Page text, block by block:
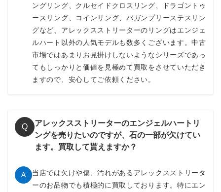
ングリング、クルセイドクロスリング、ドラゴントゥ
ースリング、コインリング、パガンプリーステスリン
グなど、アレックスストリーターのリングはエンジェ
ルハート以外の人気モデルも数多くございます。中古
市場ではあまりお見掛けしないようなシリーズであっ
てもしっかりと価値を見極めて買取をさせていただき
ますので、安心してご依頼ください。
Q
アレックスストリーターのエンジェルハートリ
ングを売りたいのですが、石の一部が欠けてい
ます。買取して貰えますか？
A
当店では欠けや傷、汚れがあるアレックスストリータ
ーのお品物でも積極的に買取しております。特にエン